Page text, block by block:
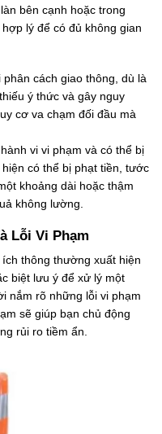
bên cạnh hoặc trong
lý để có đủ không gian
cách giao thông, dù là
ý thức và gây nguy
cơ va chạm đối đầu mà
vi vi phạm và có thể bị
có thể bị phạt tiền, tước
khoảng dài hoặc thậm
không lường.
Lỗi Vi Phạm
thông thường xuất hiện
biệt lưu ý để xử lý một
nắm rõ những lỗi vi phạm
sẽ giúp bạn chủ động
rủi ro tiềm ẩn.